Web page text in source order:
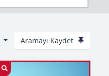
Aramayı Kaydet